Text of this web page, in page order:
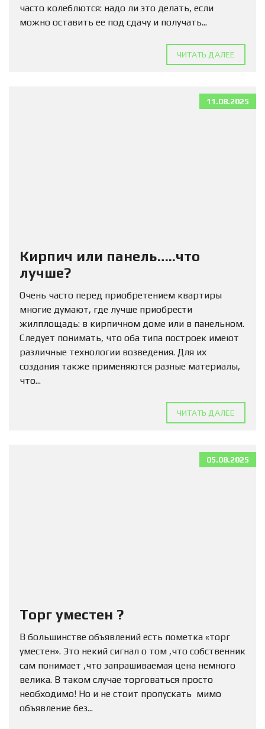
часто колеблются: надо ли это делать, если
можно оставить ее под сдачу и получать...
ЧИТАТЬ ДАЛЕЕ
11.08.2025
Кирпич или панель…..что
лучше?
Очень часто перед приобретением квартиры
многие думают, где лучше приобрести
жилплощадь: в кирпичном доме или в панельном.
Следует понимать, что оба типа построек имеют
различные технологии возведения. Для их
создания также применяются разные материалы,
что...
ЧИТАТЬ ДАЛЕЕ
05.08.2025
Торг уместен ?
В большинстве объявлений есть пометка «торг
уместен». Это некий сигнал о том ,что собственник
сам понимает ,что запрашиваемая цена немного
велика. В таком случае торговаться просто
необходимо! Но и не стоит пропускать мимо
объявление без...